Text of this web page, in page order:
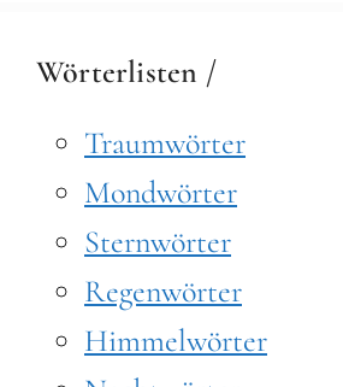
Wörterlisten /
Traumwörter
Mondwörter
Sternwörter
Regenwörter
Himmelwörter